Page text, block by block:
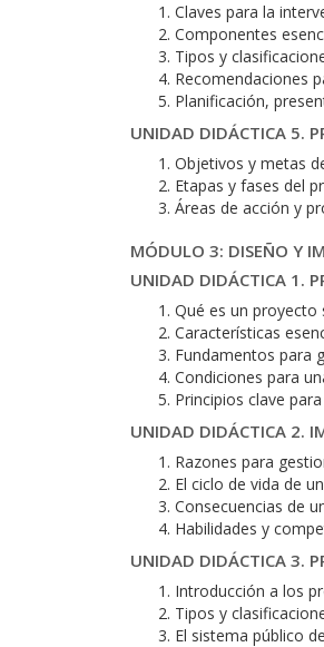
Claves para la
Componentes
Tipos y
Recomendaciones
Planificación,
UNIDAD DIDÁCTICA 5.
Objetivos y metas
Etapas y fases del
Áreas de acción y
MÓDULO 3: DISEÑO Y
UNIDAD DIDÁCTICA 1.
Qué es un proyecto
Características
Fundamentos para
Condiciones para
Principios clave
UNIDAD DIDÁCTICA 2.
Razones para
El ciclo de vida de
Consecuencias de
Habilidades y
UNIDAD DIDÁCTICA 3.
Introducción a los
Tipos y
El sistema público